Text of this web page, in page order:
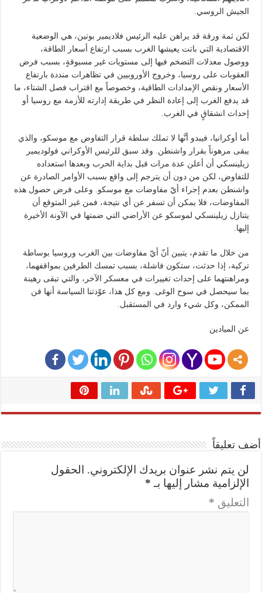
الجيش الروسي.
لكن ثمة ورقة قد يراهن عليه الرئيس فلاديمير بوتين، هي الوضعية
الاقتصادية التي باتت يعيشها الغرب بسبب ارتفاع أسعار الطاقة،
ووصول معدلات التضخم فيها إلى مستويات غير مسبوقةٍ، بسبب فرض
العقوبات على روسيا، وخروج الأوروبيين في تظاهرات منددة بارتفاع
الأسعار ونقص الإمدادات الطاقية، وخصوصاً مع اقتراب فصل الشتاء، ما
قد يدفع الغرب إلى إعادة النظر في طريقة إدارته للأزمة مع روسيا أو
إحداث انشقاقٍ في الغرب.
أما أوكرانيا، فيبدو أنَّها لا تملك سلطة قرار التفاوض مع موسكو، والذي
يبقى مرهوناً بقرار واشنطن. وقد سبق للرئيس الأوكراني فولوديمير
زيلينسكي أن أعلن عدة مرات قبل بداية الحرب وبعدها استعداده
للتفاوض، لكن من دون أن يترجم إلى واقع بسبب الأوامر الصادرة عن
واشنطن بعدم إجراء أيّ مفاوضات مع موسكو. وعلى فرض حصول هذه
المفاوضات، فلا يمكن أن تسفر عن أي نتيجة، فمن غير المتوقع أن
يتنازل زيلينسكي لموسكو عن الأراضي التي ضمتها في الآونة الأخيرة
إليها.
من خلال ما تقدم، يتبين أنّ أيّ مفاوضات بين الغرب وروسيا بوساطة
تركية، إذا حدثت، ستكون فاشلة، بسبب تمسك الطرفين بمواقفهما،
ومراهنتهما على إحداث تغييرات في معسكر الآخر، والتي تبقى رهينة
بما سيحصل في سوح الوغى. ومع كل هذا، عوّدتنا السياسة أنها فن
الممكن، وكل شيء وارد في المستقبل.
عن الميادين
أضف تعليقاً
لن يتم نشر عنوان بريدك الإلكتروني.
الحقول
الإلزامية مشار إليها بـ *
التعليق *